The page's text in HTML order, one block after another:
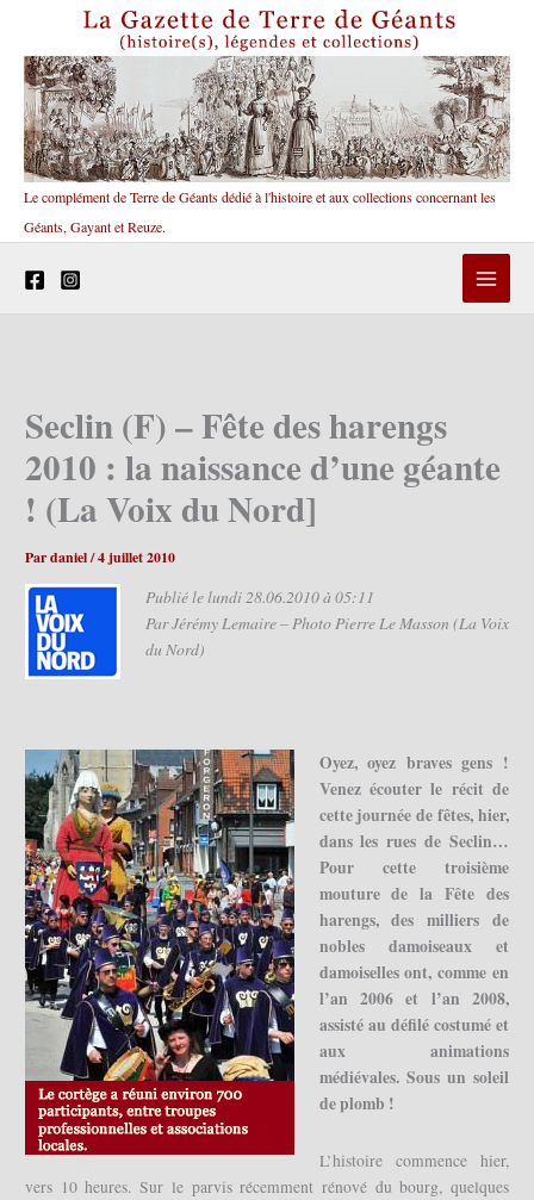
contenu
Le complément de Terre de Géants dédié à l'histoire et aux collections concernant les
Géants, Gayant et Reuze.
Seclin (F) – Fête des harengs
2010 : la naissance d’une géante
! (La Voix du Nord]
Pardaniel/4 juillet 2010
Publié le lundi 28.06.2010 à 05:11
Par Jérémy Lemaire – Photo Pierre Le Masson (La Voix
du Nord)
Oyez, oyez braves gens !
Venez écouter le récit de
cette journée de fêtes, hier,
dans les rues de Seclin…
Pour cette troisième
mouture de la Fête des
harengs, des milliers de
nobles damoiseaux et
damoiselles ont, comme en
l’an 2006 et l’an 2008,
assisté au défilé costumé et
aux animations
médiévales. Sous un soleil
de plomb !
L’histoire commence hier,
vers 10 heures. Sur le parvis récemment rénové du bourg, quelques